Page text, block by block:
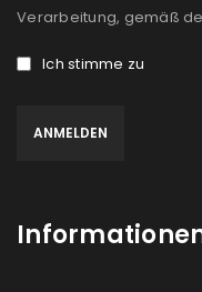
Verarbeitung, gemäß
Ich stimme zu